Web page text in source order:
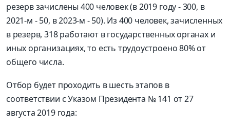
резерв зачислены 400 человек (в 2019 году - 300, в
2021-м - 50, в 2023-м - 50). Из 400 человек, зачисленных
в резерв, 318 работают в государственных органах и
иных организациях, то есть трудоустроено 80% от
общего числа.
Отбор будет проходить в шесть этапов в
соответствии с Указом Президента № 141 от 27
августа 2019 года: